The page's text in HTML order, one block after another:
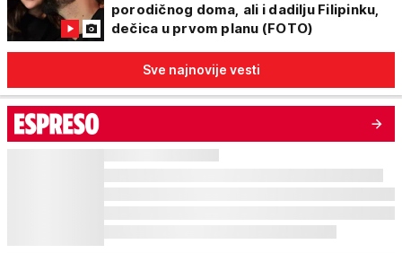
porodičnog doma, ali i dadilju Filipinku,
dečica u prvom planu (FOTO)
Sve najnovije vesti